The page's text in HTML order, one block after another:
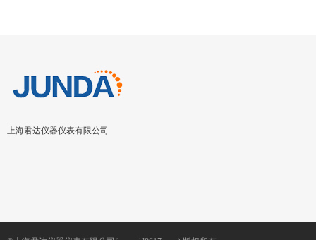
上海君达仪器仪表有限公司